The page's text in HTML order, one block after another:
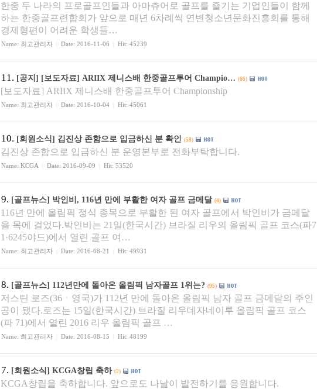
한중 두 나라의 프로골프인들과 아마츄어로 골프를 즐기는 기업인들이 함께
하는 한중골프련합회가 앞으로 매년 6차례씩 연변청소년문화진흥회를 통해
경제형편이 어려운 학생들…
Name: 최고관리자 Date: 2016-11-06 Hit: 45239
11. [공지] [보도자료] ARIIX 제니스배 한중골프투어 Champio… (66)
[보도자료] ARIIX 제니스배 한중골프투어 Championship
Name: 최고관리자 Date: 2016-10-04 Hit: 45061
10. [회원소식] 김진상 존함으로 입금하신 분 확인 (58)
김진상 존함으로 입금하신 분 운영본부로 전화부탁합니다.
Name: KCGA Date: 2016-09-09 Hit: 53520
9. [골프뉴스] 박인비, 116년 만에 부활한 여자 골프 금메달 (4)
116년 만에 올림픽 정식 종목으로 부활한 된 여자 골프에서 박인비가 금메달
을 목에 걸었다.박인비는 21일(한국시간) 브라질 리우의 올림픽 골프 코스(파7
1·6245야드)에서 열린 골프 여…
Name: 최고관리자 Date: 2016-08-21 Hit: 49931
8. [골프뉴스] 112년만에 돌아온 올림픽 남자골프 1위는? (95)
저스틴 로즈(36ㆍ영국)가 112년 만에 돌아온 올림픽 남자 골프 금메달의 주인
공이 됐다.로즈는 15일(한국시간) 브라질 리우데자네이루 올림픽 골프 코스
(파 71)에서 열린 2016 리우 올림픽 골프 …
Name: 최고관리자 Date: 2016-08-15 Hit: 48199
7. [회원소식] KCGA창립 축하 (2)
KCGA창립을 축하합니다. 앞으로도 나날이 발전하기를 응원합니다.